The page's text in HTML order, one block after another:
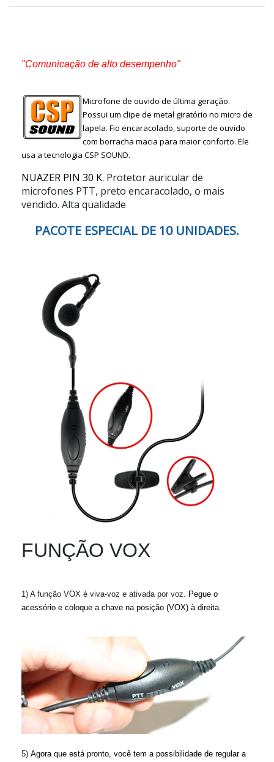
"Comunicação de alto desempenho"
Microfone de ouvido de última geração.
Possui um clipe de metal giratório no micro de
lapela. Fio encaracolado, suporte de ouvido
com borracha macia para maior conforto. Ele
usa a tecnologia CSP SOUND.
NUAZER PIN 30 K. Protetor auricular de
microfones PTT, preto encaracolado, o mais
vendido. Alta qualidade
PACOTE ESPECIAL DE 10 UNIDADES.
FUNÇÃO VOX
1) A função VOX é viva-voz e ativada por voz.
Pegue o
acessório e coloque a chave na posição (VOX) à direita.
5) Agora que está pronto, você tem a possibilidade de regular a